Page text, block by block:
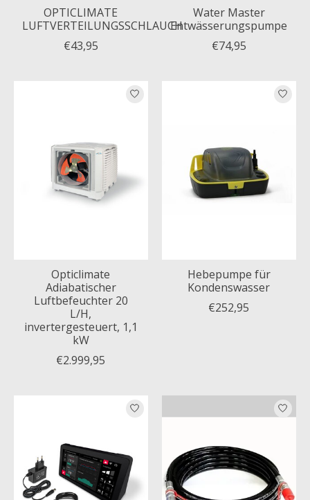
OPTICLIMATE
LUFTVERTEILUNGSSCHLAUCH
€43,95
Water Master
Entwässerungspumpe
€74,95
Opticlimate
Adiabatischer
Luftbefeuchter 20
L/H,
invertergesteuert, 1,1
kW
€2.999,95
Hebepumpe für
Kondenswasser
€252,95